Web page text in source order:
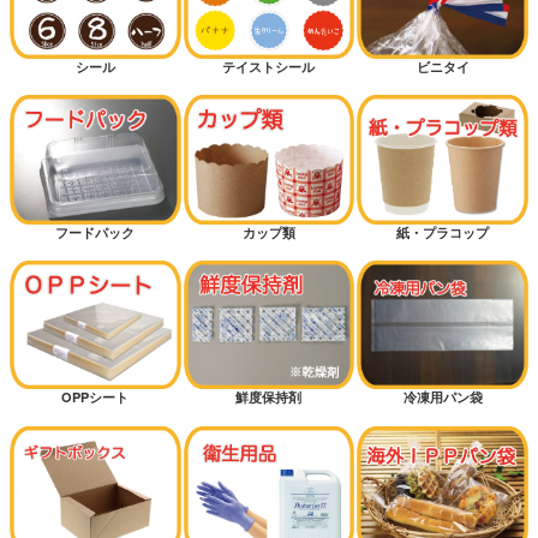
シール テイストシール ビニタイ
フードパック カップ類 紙・プラコップ
OPPシート 鮮度保持剤 冷凍用パン袋